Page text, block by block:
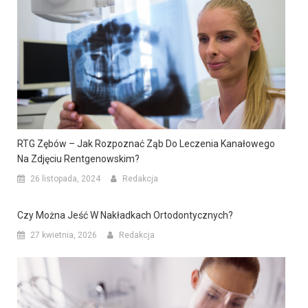
RTG Zębów – Jak Rozpoznać Ząb Do Leczenia Kanałowego
Na Zdjęciu Rentgenowskim?
26 listopada, 2024 Redakcja
Czy Można Jeść W Nakładkach Ortodontycznych?
27 kwietnia, 2026 Redakcja